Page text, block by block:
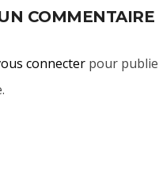
COMMENTAIRE
connecter pour